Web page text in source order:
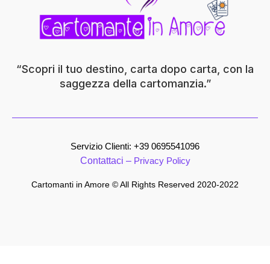
“Scopri il tuo destino, carta dopo carta, con la
saggezza della cartomanzia.”
Servizio Clienti: +39 0695541096
Contattaci – Privacy Policy
Cartomanti in Amore © All Rights Reserved 2020-2022